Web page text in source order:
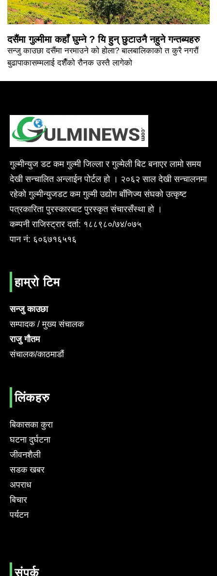
दसैंमा गुल्मीमा कहाँ घुम्ने ? यि हुन् छुटाउनै नहुने गन्तब्यहरु
सन्जु काउछा दसैंमा नरमाउने को होला? बालबालिकाको त कुरै नगरौं
बुढापाकासम्मलाई दशैँको रौनक उस्तै लागेको
गुल्मीन्युज डट कम गुल्मी जिल्ला र गुल्मेली बिट बनाएर लामो समय
देखी सन्चालित अन्लाईन पोर्टल हो । २०६२ साल देखी सन्चालनमा
रहेको गुल्मीन्युजडट कम गुल्मी उद्योग बाँणिज्य संघको उत्कृष्ट
पत्रकारिता पुरस्कारबाट पुरस्कृत संचारसँस्था हो ।
कम्पनी राजिस्ट्रार दर्ता: १८८९८०/७४/०७५
पान नं: ६०६७१६५१६
हाम्रो टिम
सन्जु काउछा
सम्पादक / मुख्य संचालक
राजु गौतम
संचालक/काठमाडौं
लिंकहरु
बिकासका कुरा
घटना दुर्घटना
जीवनशैली
सडक खबर
अपराध
बिचार
पर्यटन
संपर्क